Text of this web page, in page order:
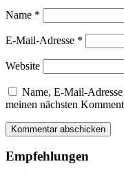
Name *
E-Mail-Adresse *
Website
Name, E-Mail-
meinen nächsten
Empfehlungen